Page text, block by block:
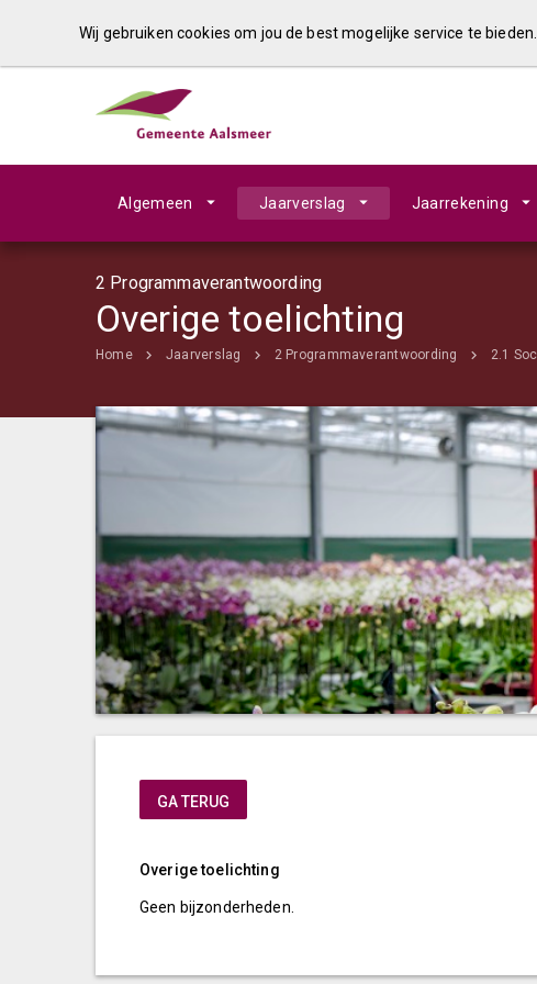
Algemeen Jaarverslag Jaarrekening
2 Programmaverantwoording
Overige toelichting
Home Jaarverslag 2 Programmaverantwoording 2.1
Overige toelichting
Geen bijzonderheden.
GA TERUG
Wij gebruiken cookies om jou de best mogelijke service te